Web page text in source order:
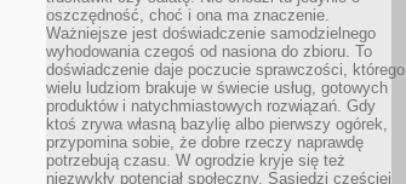
oszczędność, choć i ona ma znaczenie.
Ważniejsze jest doświadczenie samodzielnego
wyhodowania czegoś od nasiona do zbioru. To
doświadczenie daje poczucie sprawczości, którego
wielu ludziom brakuje w świecie usług, gotowych
produktów i natychmiastowych rozwiązań. Gdy
ktoś zrywa własną bazylię albo pierwszy ogórek,
przypomina sobie, że dobre rzeczy naprawdę
potrzebują czasu. W ogrodzie kryje się też
niezwykły potencjał społeczny. Sąsiedzi częściej